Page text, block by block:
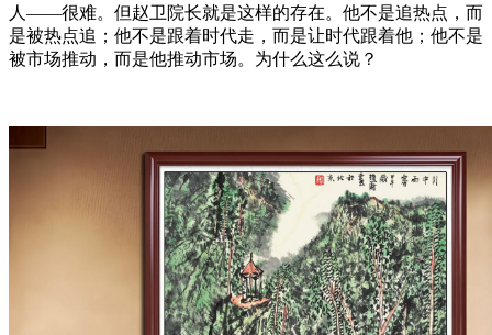
人——很难。但赵卫院长就是这样的存在。他不是追热点，而
是被热点追；他不是跟着时代走，而是让时代跟着他；他不是
被市场推动，而是他推动市场。为什么这么说？